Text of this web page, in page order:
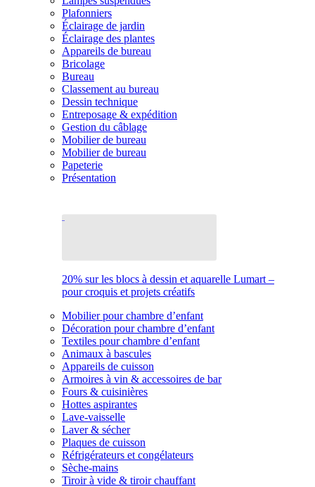
Plafonniers
Éclairage de jardin
Éclairage des plantes
Appareils de bureau
Bricolage
Bureau
Classement au bureau
Dessin technique
Entreposage & expédition
Gestion du câblage
Mobilier de bureau
Mobilier de bureau
Papeterie
Présentation
20% sur les blocs à dessin et aquarelle Lumart –
pour croquis et projets créatifs
Mobilier pour chambre d’enfant
Décoration pour chambre d’enfant
Textiles pour chambre d’enfant
Animaux à bascules
Appareils de cuisson
Armoires à vin & accessoires de bar
Fours & cuisinières
Hottes aspirantes
Lave-vaisselle
Laver & sécher
Plaques de cuisson
Réfrigérateurs et congélateurs
Sèche-mains
Tiroir à vide & tiroir chauffant